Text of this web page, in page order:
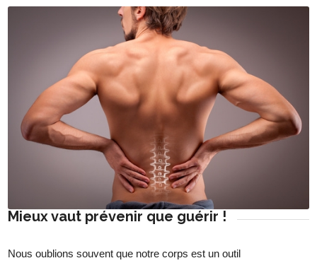
Mieux vaut prévenir que guérir !
Nous oublions souvent que notre corps est un outil